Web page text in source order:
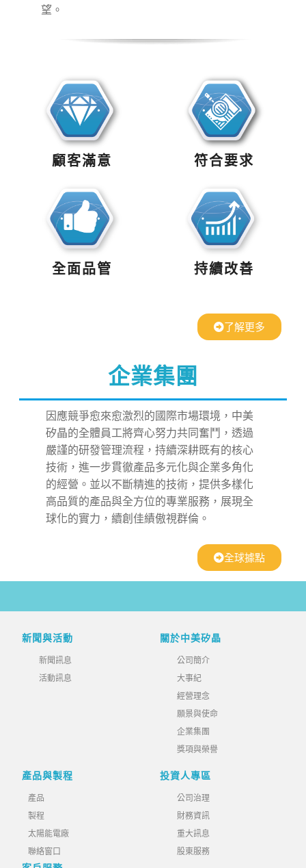
望。
顧客滿意 符合要求
全面品管 持續改善
了解更多
企業集團
因應競爭愈來愈激烈的國際市場環境，中美
矽晶的全體員工將齊心努力共同奮鬥，透過
嚴謹的研發管理流程，持續深耕既有的核心
技術，進一步貫徹產品多元化與企業多角化
的經營。並以不斷精進的技術，提供多樣化
高品質的產品與全方位的專業服務，展現全
球化的實力，續創佳績傲視群倫。
全球據點
新聞與活動
新聞訊息
活動訊息
關於中美矽晶
公司簡介
大事紀
經營理念
願景與使命
企業集團
獎項與榮譽
產品與製程
產品
製程
太陽能電廠
聯絡窗口
投資人專區
公司治理
財務資訊
重大訊息
股東服務